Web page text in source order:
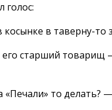
в таверну-то
старший товарищ
то делать?